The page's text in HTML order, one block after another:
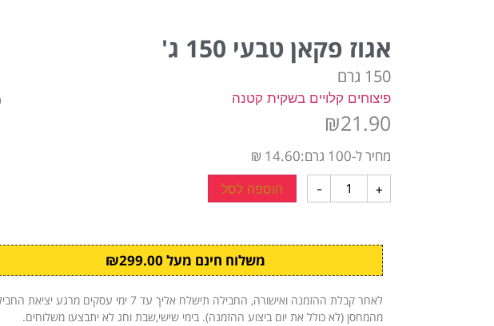
אגוז פקאן טבעי 150 ג'
150 גרם
פיצוחים קלויים בשקית קטנה
₪21.90
מחיר ל-100 גרם:14.60 ₪
- + הוספה לסל
משלוח חינם מעל ₪299.00
לאחר קבלת ההזמנה ואישורה, החבילה תישלח אליך עד 7 ימי עסקים מרגע יציאת
מהמחסן (לא כולל את יום ביצוע ההזמנה). בימי שישי,שבת וחג לא יתבצעו משלוחים.